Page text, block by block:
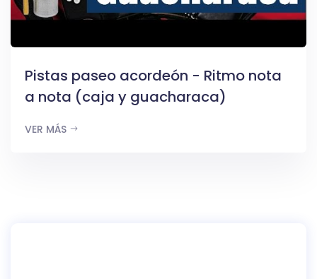
Pistas paseo acordeón - Ritmo nota
a nota (caja y guacharaca)
VER MÁS